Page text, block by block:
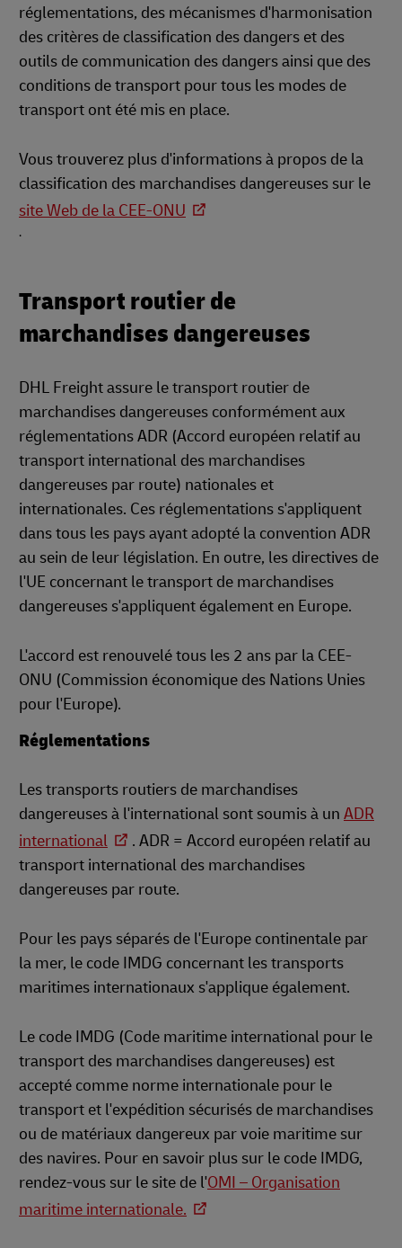
réglementations, des mécanismes d'harmonisation
des critères de classification des dangers et des
outils de communication des dangers ainsi que des
conditions de transport pour tous les modes de
transport ont été mis en place.
Vous trouverez plus d'informations à propos de la
classification des marchandises dangereuses sur le
site Web de la CEE-ONU
.
Transport routier de
marchandises dangereuses
DHL Freight assure le transport routier de
marchandises dangereuses conformément aux
réglementations ADR (Accord européen relatif au
transport international des marchandises
dangereuses par route) nationales et
internationales. Ces réglementations s'appliquent
dans tous les pays ayant adopté la convention ADR
au sein de leur législation. En outre, les directives de
l'UE concernant le transport de marchandises
dangereuses s'appliquent également en Europe.
L'accord est renouvelé tous les 2 ans par la CEE-
ONU (Commission économique des Nations Unies
pour l'Europe).
Réglementations
Les transports routiers de marchandises
dangereuses à l'international sont soumis à un ADR
international
. ADR = Accord européen relatif au
transport international des marchandises
dangereuses par route.
Pour les pays séparés de l'Europe continentale par
la mer, le code IMDG concernant les transports
maritimes internationaux s'applique également.
Le code IMDG (Code maritime international pour le
transport des marchandises dangereuses) est
accepté comme norme internationale pour le
transport et l'expédition sécurisés de marchandises
ou de matériaux dangereux par voie maritime sur
des navires. Pour en savoir plus sur le code IMDG,
rendez-vous sur le site de l'OMI – Organisation
maritime internationale.